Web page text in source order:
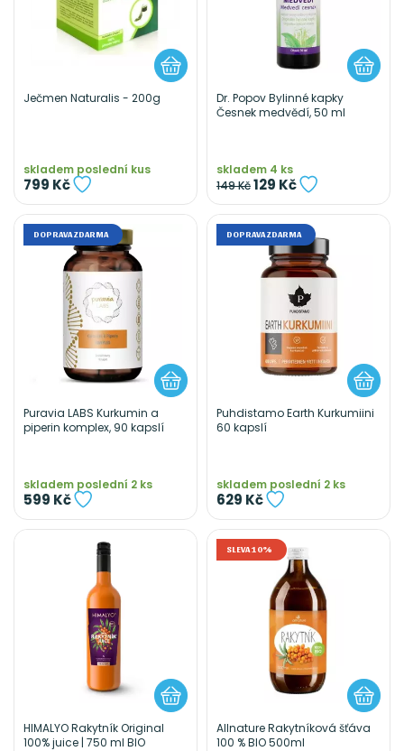
Ječmen Naturalis - 200g
skladem poslední kus
799 Kč
Dr. Popov Bylinné kapky
Česnek medvědí, 50 ml
skladem 4 ks
149 Kč129 Kč
DOPRAVA ZDARMA
Puravia LABS Kurkumin a
piperin komplex, 90 kapslí
skladem poslední 2 ks
599 Kč
DOPRAVA ZDARMA
Puhdistamo Earth Kurkumiini
60 kapslí
skladem poslední 2 ks
629 Kč
HIMALYO Rakytník Original
100% juice | 750 ml BIO
SLEVA 10%
Allnature Rakytníková šťáva
100 % BIO 500ml